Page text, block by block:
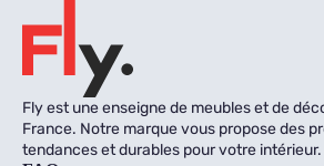
Fly est une enseigne de meubles et de
France. Notre marque vous propose des
tendances et durables pour votre intérieur.